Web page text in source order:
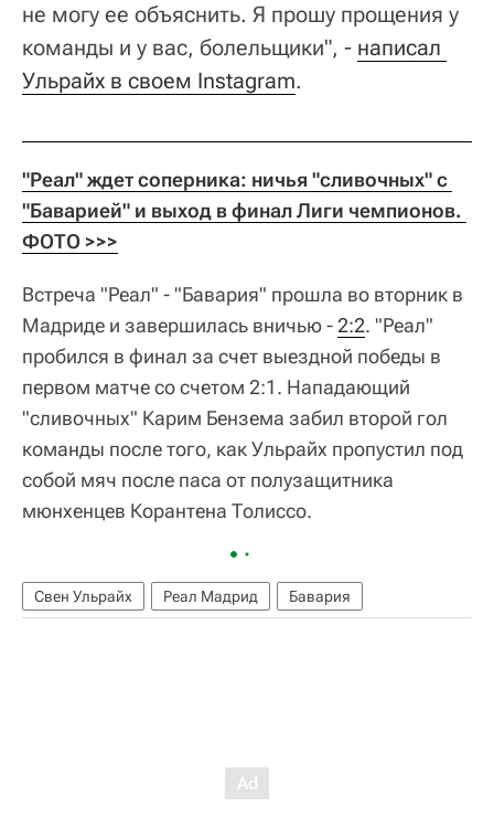
не могу ее объяснить. Я прошу прощения у
команды и у вас, болельщики", - написал
Ульрайх в своем Instagram.
"Реал" ждет соперника: ничья "сливочных" с
"Баварией" и выход в финал Лиги чемпионов.
ФОТО >>>
Встреча "Реал" - "Бавария" прошла во вторник в
Мадриде и завершилась вничью - 2:2. "Реал"
пробился в финал за счет выездной победы в
первом матче со счетом 2:1. Нападающий
"сливочных" Карим Бензема забил второй гол
команды после того, как Ульрайх пропустил под
собой мяч после паса от полузащитника
мюнхенцев Корантена Толиссо.
Свен Ульрайх Реал Мадрид Бавария